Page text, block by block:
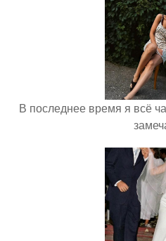
В последнее время я всё